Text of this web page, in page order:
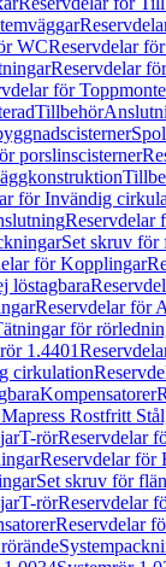
WCReservdelar
Reservdelar
för
Tillbehör
porslinscisterner
för Invändig
Reservdelar
Set skruv för
för Kopplingar
löstagbara
Reservdelar för
för
1.4401
cirkulation
Kompensatorer
Rostfritt
T-rörReservdelar
Reservdelar för
Set skruv för
T-rörReservdelar
Reservdelar